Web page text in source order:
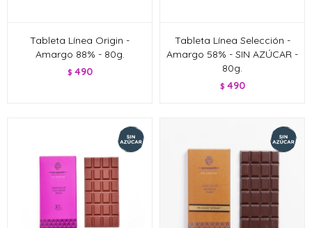
Tableta Línea Origin -
Amargo 88% - 80g.
$ 490
Tableta Línea Selección -
Amargo 58% - SIN AZÚCAR -
80g.
$ 490